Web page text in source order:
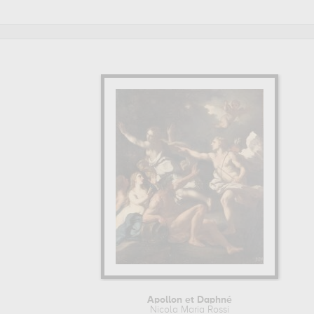
Apollon et Daphné
Nicola Maria Rossi